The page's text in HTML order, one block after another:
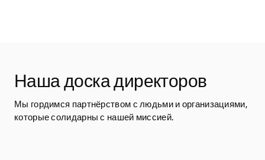
Наша доска директоров
Мы гордимся партнёрством с людьми и организациями,
которые солидарны с нашей миссией.